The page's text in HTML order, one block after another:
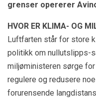
grenser opererer
HVOR ER KLIMA- OG
Luftfarten står for store
politikk om nullutslipps-
miljøministeren sørge
regulere og redusere
forurensende